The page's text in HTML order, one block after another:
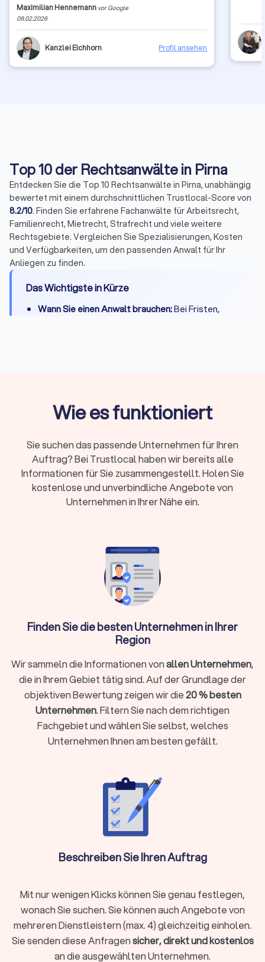
Maximilian Hennemann vor Google
09.02.2026
Kanzlei Eichhorn Profil ansehen
Top 10 der Rechtsanwälte in Pirna
Entdecken Sie die Top 10 Rechtsanwälte in Pirna, unabhängig
bewertet mit einem durchschnittlichen Trustlocal-Score von
8.2/10. Finden Sie erfahrene Fachanwälte für Arbeitsrecht,
Familienrecht, Mietrecht, Strafrecht und viele weitere
Rechtsgebiete. Vergleichen Sie Spezialisierungen, Kosten
und Verfügbarkeiten, um den passenden Anwalt für Ihr
Anliegen zu finden.
Das Wichtigste in Kürze
Wann Sie einen Anwalt brauchen:Bei Fristen,
Fachanwalt:
24 Spezialisierungen in Deutschland,
nachgewiesene Expertise durch Fortbildungen
Euro) oder Pauschalpreise je nach Fall
Rechtsschutz:Prüfen Sie Versicherungsschutz
oder Prozesskostenhilfe bei geringem
Einkommen
Wann brauche ich überhaupt einen
Sie müssen nicht bei jedem rechtlichen Anliegen sofort einen
Anwalt einschalten. Bei kleineren Fragen hilft oftmals die
Erstberatung bei einer Verbraucherzentrale oder eine
gezielte Online-Recherche. Ein Rechtsanwalt unterstützt Sie
ganz gezielt, wenn:
einer Kündigungsschutzklage innerhalb von drei Wochen)
Ihr Fall rechtlich komplex ist und spezielles Fachwissen
erfordert
Sie eine gerichtliche Vertretung brauchen oder eine Klage
ansteht
Sie einen Vertrag prüfen oder aufsetzen möchten (etwa
Ihr Anliegen mit hohen finanziellen oder persönlichen
Risiken verbunden ist
Sie Ihre Rechte gegenüber Behörden, Arbeitgebern oder
anderen Parteien aktiv durchsetzen wollen
Holen Sie rechtzeitig juristischen Rat ein, damit Sie Fehler
vermeiden und Ihre Position stärken.
Welche Aufgaben übernehmen
Rechtsanwälte?
Rechtsanwälte sind weit mehr als Verteidiger vor Gericht. Sie
begleiten Sie in vielen Lebenssituationen und übernehmen
unterschiedliche Aufgaben:
Wie es funktioniert
Sie suchen das passende Unternehmen für Ihren
Auftrag? Bei Trustlocal haben wir bereits alle
Informationen für Sie zusammengestellt. Holen Sie
kostenlose und unverbindliche Angebote von
Unternehmen in Ihrer Nähe ein.
Finden Sie die besten Unternehmen in Ihrer
Region
Wir sammeln die Informationen vonallen Unternehmen,
die in Ihrem Gebiet tätig sind. Auf der Grundlage der
objektiven Bewertung zeigen wir die20 % besten
Unternehmen. Filtern Sie nach dem richtigen
Fachgebiet und wählen Sie selbst, welches
Unternehmen Ihnen am besten gefällt.
Beschreiben Sie Ihren Auftrag
Mit nur wenigen Klicks können Sie genau festlegen,
wonach Sie suchen. Sie können auch Angebote von
mehreren Dienstleistern (max. 4) gleichzeitig einholen.
Sie senden diese Anfragensicher, direkt und kostenlos
an die ausgewählten Unternehmen.